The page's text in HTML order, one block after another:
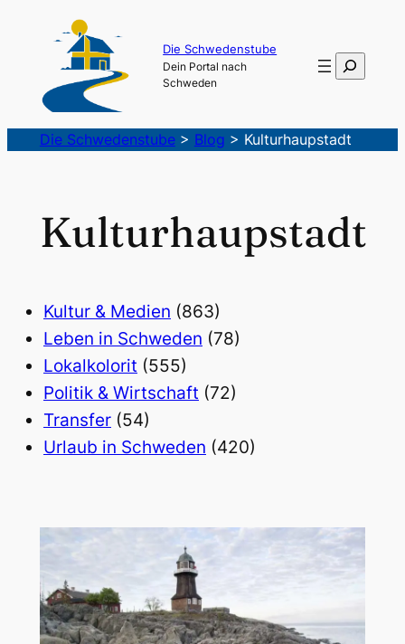
Die Schwedenstube
Dein Portal nach
Schweden
Suchen
Die Schwedenstube> Blog > Kulturhaupstadt
Kulturhaupstadt
Kultur & Medien (863)
Leben in Schweden (78)
Lokalkolorit (555)
Politik & Wirtschaft (72)
Transfer (54)
Urlaub in Schweden (420)